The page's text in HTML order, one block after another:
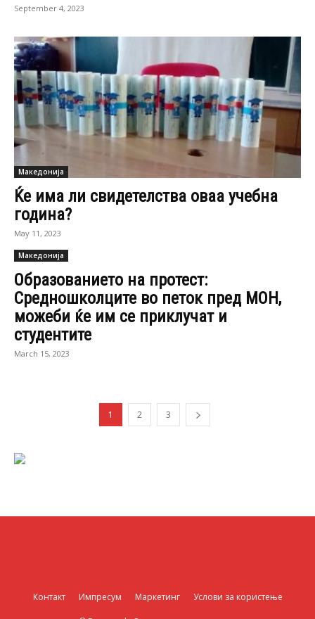
September 4, 2023
Македонија
Ќе има ли свидетелства оваа учебна
година?
May 11, 2023
Македонија
Образованието на протест:
Средношколците во петок пред МОН,
можеби ќе им се приклучат и
студентите
March 15, 2023
1 2 3
Контакт Импресум Маркетинг Услови за користење